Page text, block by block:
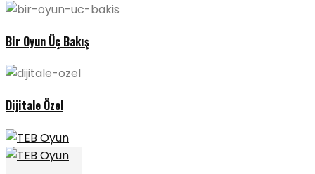
Bir Oyun Üç Bakış
Dijitale Özel